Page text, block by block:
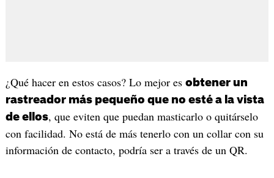
¿Qué hacer en estos casos? Lo mejor es obtener un
rastreador más pequeño que no esté a la vista
de ellos, que eviten que puedan masticarlo o quitárselo
con facilidad. No está de más tenerlo con un collar con su
información de contacto, podría ser a través de un QR.